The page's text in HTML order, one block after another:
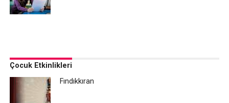
Çocuk Etkinlikleri
Fındıkkıran